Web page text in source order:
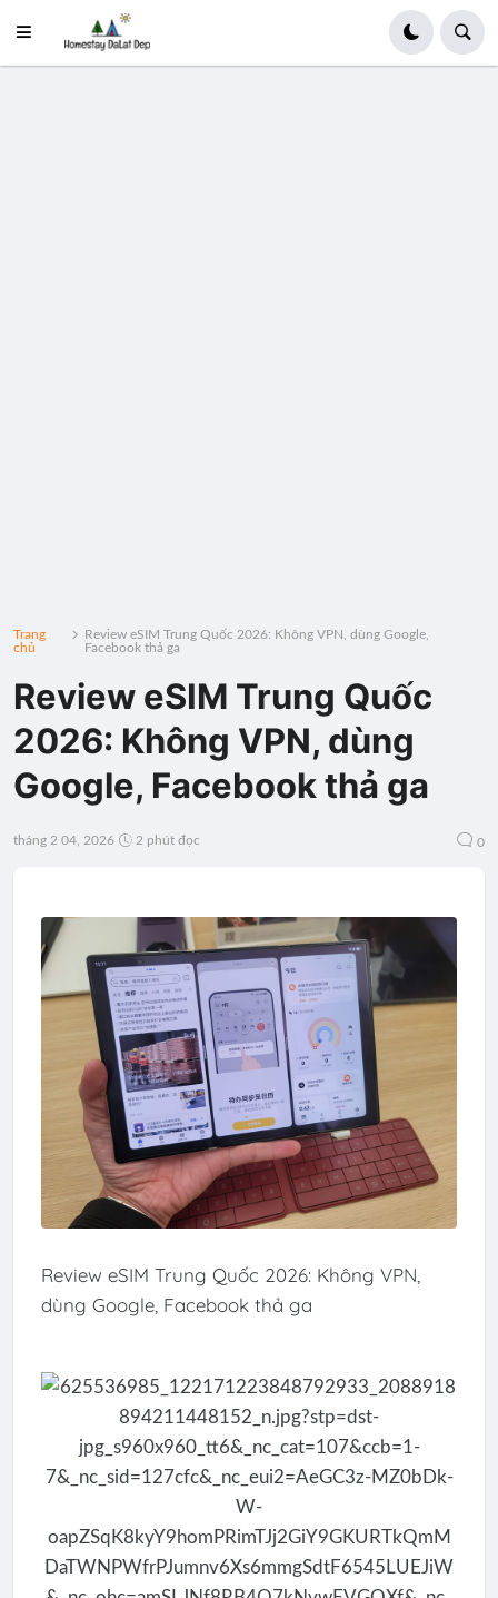
Trang
chủ
Review eSIM Trung Quốc 2026: Không VPN, dùng Google,
Facebook thả ga
Review eSIM Trung Quốc
2026: Không VPN, dùng
Google, Facebook thả ga
tháng 2 04, 2026 2 phút đọc 0
Review eSIM Trung Quốc 2026: Không VPN,
dùng Google, Facebook thả ga